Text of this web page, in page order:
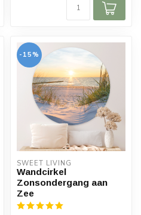
-15%
SWEET LIVING
Wandcirkel
Zonsondergang aan
Zee